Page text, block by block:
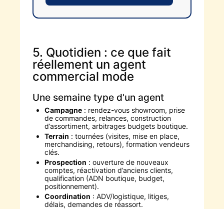
5. Quotidien : ce que fait
réellement un agent
commercial mode
Une semaine type d'un agent
Campagne : rendez-vous showroom, prise
de commandes, relances, construction
d’assortiment, arbitrages budgets boutique.
Terrain : tournées (visites, mise en place,
merchandising, retours), formation vendeurs
clés.
Prospection : ouverture de nouveaux
comptes, réactivation d’anciens clients,
qualification (ADN boutique, budget,
positionnement).
Coordination : ADV/logistique, litiges,
délais, demandes de réassort.